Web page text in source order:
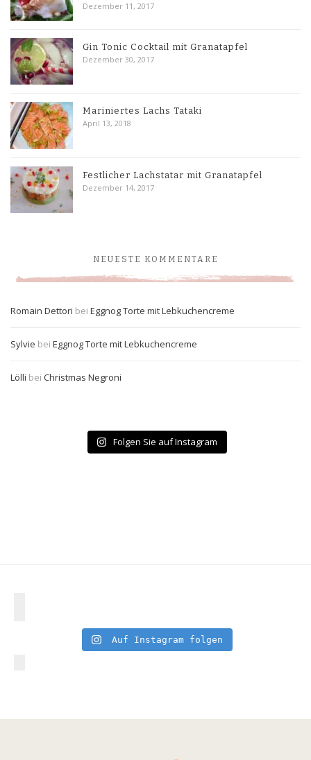
Dezember 11, 2017
Gin Tonic Cocktail mit Granatapfel
Dezember 30, 2017
Mariniertes Lachs Tataki
April 13, 2018
Festlicher Lachstatar mit Granatapfel
Dezember 14, 2017
NEUESTE KOMMENTARE
Romain Dettori bei Eggnog Torte mit Lebkuchencreme
Sylvie bei Eggnog Torte mit Lebkuchencreme
Lölli bei Christmas Negroni
Folgen Sie auf Instagram
Auf Instagram folgen